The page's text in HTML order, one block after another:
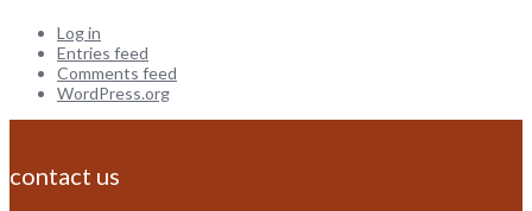
Log in
Entries feed
Comments feed
WordPress.org
contact us